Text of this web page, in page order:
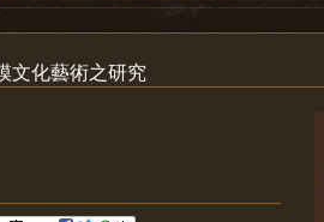
文化藝術之研究